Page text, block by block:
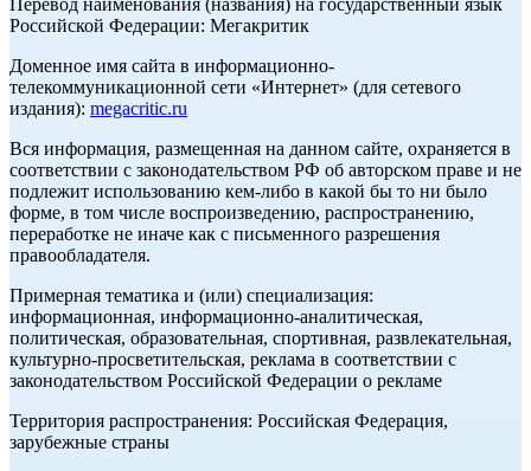
Перевод наименования (названия) на государственный язык
Российской Федерации: Мегакритик
Доменное имя сайта в информационно-
телекоммуникационной сети «Интернет» (для сетевого
издания): megacritic.ru
Вся информация, размещенная на данном сайте, охраняется в
соответствии с законодательством РФ об авторском праве и не
подлежит использованию кем-либо в какой бы то ни было
форме, в том числе воспроизведению, распространению,
переработке не иначе как с письменного разрешения
правообладателя.
Примерная тематика и (или) специализация:
информационная, информационно-аналитическая,
политическая, образовательная, спортивная, развлекательная,
культурно-просветительская, реклама в соответствии с
законодательством Российской Федерации о рекламе
Территория распространения: Российская Федерация,
зарубежные страны